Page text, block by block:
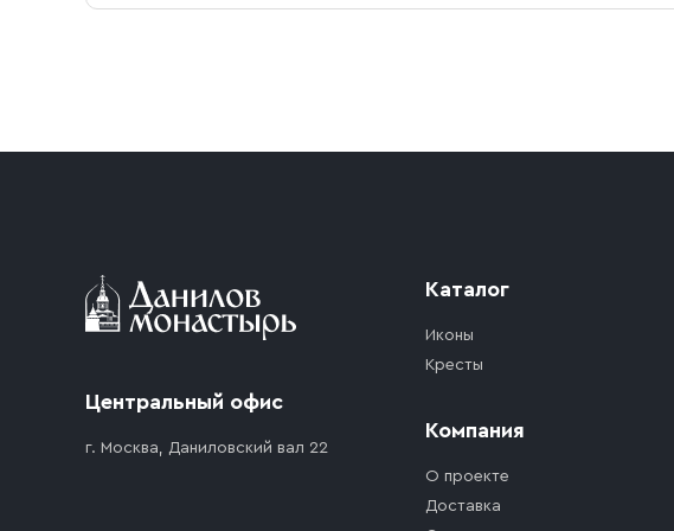
доставка осуществляется до ближайшего места, которое
Центральный офис
г. Москва, Даниловский вал 22
Каталог
Иконы
Кресты
Компания
О проекте
Доставка